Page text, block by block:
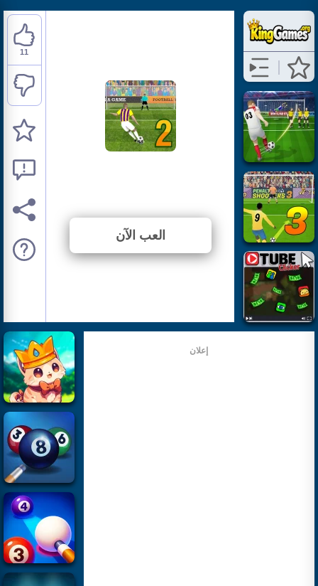
العب الآن
11
إعلان